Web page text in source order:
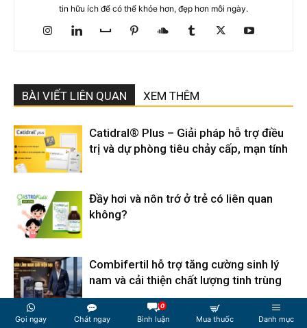
tin hữu ích để có thể khỏe hơn, đẹp hơn mỗi ngày.
BÀI VIẾT LIÊN QUAN XEM THÊM
Catidral® Plus – Giải pháp hỗ trợ điều
trị và dự phòng tiêu chảy cấp, mạn tính
Đầy hơi và nôn trớ ở trẻ có liên quan
không?
Combifertil hỗ trợ tăng cường sinh lý
nam và cải thiện chất lượng tinh trùng
Gọi ngay Chát ngay
0
Bình luận Mua thuốc Danh mục